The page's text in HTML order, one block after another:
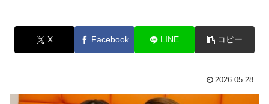
X Facebook LINE コピー
2026.05.28